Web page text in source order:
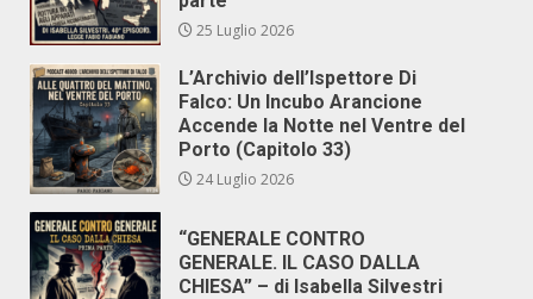
25 Luglio 2026
L’Archivio dell’Ispettore Di
Falco: Un Incubo Arancione
Accende la Notte nel Ventre del
Porto (Capitolo 33)
24 Luglio 2026
“GENERALE CONTRO
GENERALE. IL CASO DALLA
CHIESA” – di Isabella Silvestri